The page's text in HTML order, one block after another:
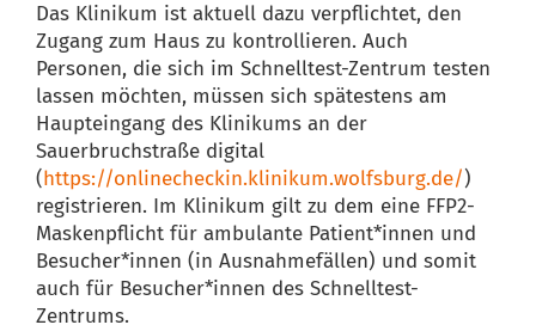
Das Klinikum ist aktuell dazu verpflichtet, den
Zugang zum Haus zu kontrollieren. Auch
Personen, die sich im Schnelltest-Zentrum testen
lassen möchten, müssen sich spätestens am
Haupteingang des Klinikums an der
Sauerbruchstraße digital
(https://onlinecheckin.klinikum.wolfsburg.de/)
registrieren. Im Klinikum gilt zu dem eine FFP2-
Maskenpflicht für ambulante Patient*innen und
Besucher*innen (in Ausnahmefällen) und somit
auch für Besucher*innen des Schnelltest-
Zentrums.